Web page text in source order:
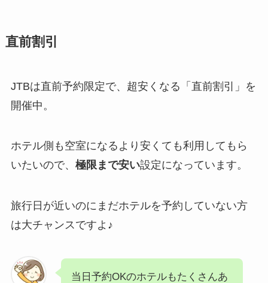
直前割引
JTBは直前予約限定で、超安くなる「直前割引」を
開催中。
ホテル側も空室になるより安くても利用してもら
いたいので、 極限まで安い設定になっています。
旅行日が近いのにまだホテルを予約していない方
は大チャンスですよ♪
当日予約OKのホテルもたくさんあ